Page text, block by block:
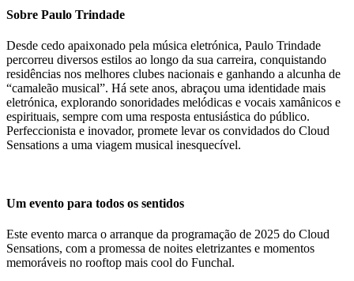
Sobre Paulo Trindade
Desde cedo apaixonado pela música eletrónica, Paulo Trindade
percorreu diversos estilos ao longo da sua carreira, conquistando
residências nos melhores clubes nacionais e ganhando a alcunha de
“camaleão musical”. Há sete anos, abraçou uma identidade mais
eletrónica, explorando sonoridades melódicas e vocais xamânicos e
espirituais, sempre com uma resposta entusiástica do público.
Perfeccionista e inovador, promete levar os convidados do Cloud
Sensations a uma viagem musical inesquecível.
Um evento para todos os sentidos
Este evento marca o arranque da programação de 2025 do Cloud
Sensations, com a promessa de noites eletrizantes e momentos
memoráveis no rooftop mais cool do Funchal.